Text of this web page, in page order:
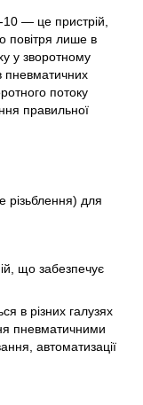
— це пристрій,
повітря лише в
у зворотному
пневматичних
потоку
правильної
різьблення) для
що забезпечує
в різних галузях
пневматичними
автоматизації